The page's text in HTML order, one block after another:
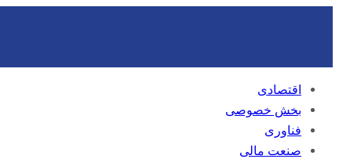
اقتصادی
بخش خصوصی
فناوری
صنعت مالی